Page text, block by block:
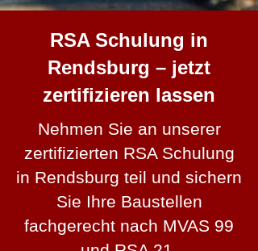
RSA Schulung in
Rendsburg – jetzt
zertifizieren lassen
Nehmen Sie an unserer
zertifizierten RSA Schulung
in Rendsburg teil und sichern
Sie Ihre Baustellen
fachgerecht nach MVAS 99